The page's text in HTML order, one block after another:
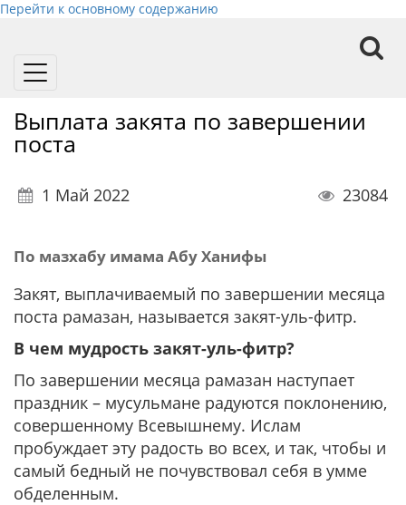
Перейти к основному содержанию
Toggle
Выплата закята по завершении
поста
1 Май 2022 23084
По мазхабу имама Абу Ханифы
Закят, выплачиваемый по завершении месяца
поста рамазан, называется закят-уль-фитр.
В чем мудрость закят-уль-фитр?
По завершении месяца рамазан наступает
праздник – мусульмане радуются поклонению,
совершенному Всевышнему. Ислам
пробуждает эту радость во всех, и так, чтобы и
самый бедный не почувствовал себя в умме
обделенным.